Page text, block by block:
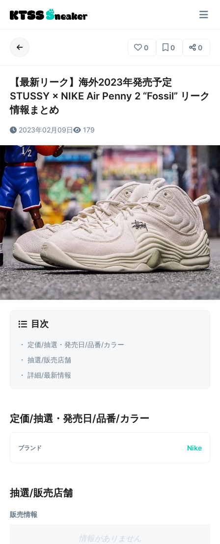
0 0 0
【最新リーク】海外2023年発売予定
STUSSY × NIKE Air Penny 2 “Fossil” リーク
情報まとめ
2023年02月09日 179
目次
・ 定価/抽選・発売日/品番/カラー
・ 抽選/販売店舗
・ 詳細/最新情報
定価/抽選・発売日/品番/カラー
ブランド Nike
抽選/販売店舗
販売情報
情報がありません